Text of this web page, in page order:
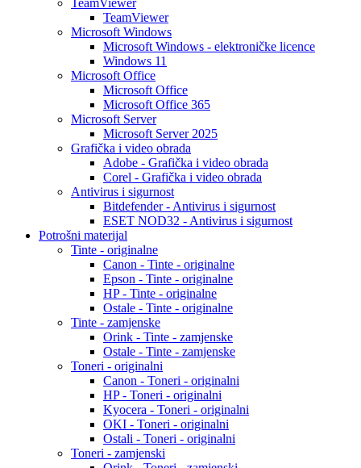
TeamViewer
TeamViewer
Microsoft Windows
Microsoft Windows - elektroničke licence
Windows 11
Microsoft Office
Microsoft Office
Microsoft Office 365
Microsoft Server
Microsoft Server 2025
Grafička i video obrada
Adobe - Grafička i video obrada
Corel - Grafička i video obrada
Antivirus i sigurnost
Bitdefender - Antivirus i sigurnost
ESET NOD32 - Antivirus i sigurnost
Potrošni materijal
Tinte - originalne
Canon - Tinte - originalne
Epson - Tinte - originalne
HP - Tinte - originalne
Ostale - Tinte - originalne
Tinte - zamjenske
Orink - Tinte - zamjenske
Ostale - Tinte - zamjenske
Toneri - originalni
Canon - Toneri - originalni
HP - Toneri - originalni
Kyocera - Toneri - originalni
OKI - Toneri - originalni
Ostali - Toneri - originalni
Toneri - zamjenski